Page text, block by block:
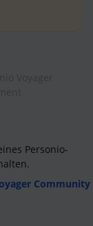
Personio-
Community